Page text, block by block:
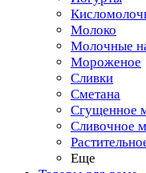
Молоко
Молочные
Мороженое
Сливки
Сметана
Сгущенное
Сливочное
Еще